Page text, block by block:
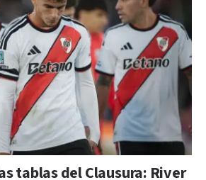
tablas del Clausura: River